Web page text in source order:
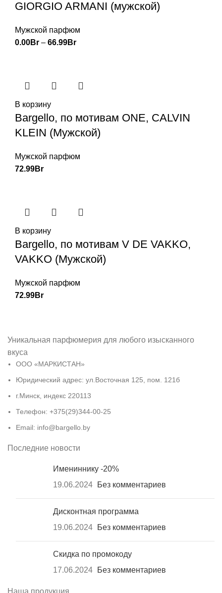
GIORGIO ARMANI (мужской)
Мужской парфюм
0.00Br – 66.99Br
В корзину
Bargello, по мотивам ONE, CALVIN
KLEIN (Мужской)
Мужской парфюм
72.99Br
В корзину
Bargello, по мотивам V DE VAKKO,
VAKKO (Мужской)
Мужской парфюм
72.99Br
Уникальная парфюмерия для любого изысканного
вкуса
ООО «МАРКИСТАН»
Юридический адрес: ул.Восточная 125, пом. 121б
г.Минск, индекс 220113
Телефон: +375(29)344-00-25
Email: info@bargello.by
Последние новости
Имениннику -20%
19.06.2024
Без комментариев
Дисконтная программа
19.06.2024
Без комментариев
Скидка по промокоду
17.06.2024
Без комментариев